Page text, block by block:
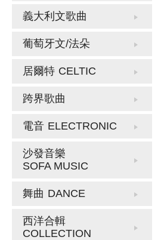
義大利文歌曲
葡萄牙文/法朵
居爾特 CELTIC
跨界歌曲
電音 ELECTRONIC
沙發音樂
SOFA MUSIC
舞曲 DANCE
西洋合輯
COLLECTION